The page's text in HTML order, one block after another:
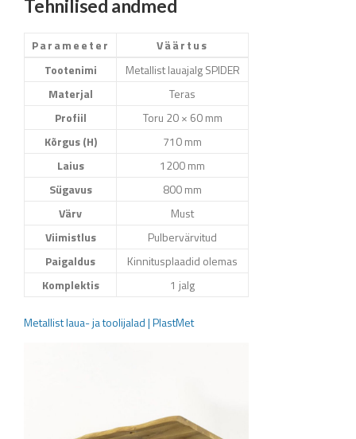
Tehnilised andmed
Parameeter
Väärtus
Tootenimi
Metallist lauajalg SPIDER
Materjal
Teras
Profiil
Toru 20 × 60 mm
Kõrgus (H)
710 mm
Laius
1200 mm
Sügavus
800 mm
Värv
Must
Viimistlus
Pulbervärvitud
Paigaldus
Kinnitusplaadid olemas
Komplektis
1 jalg
Metallist laua- ja toolijalad | PlastMet